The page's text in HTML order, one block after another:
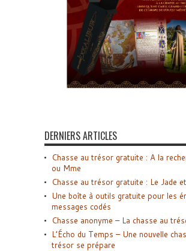
DERNIERS ARTICLES
Chasse au trésor gratuite : A la
ou Mme
Chasse au trésor gratuite : Le Jade
Une boîte à outils gratuite pour les
messages codés
Chasse anonyme – La chasse au
L’Écho du Temps – Une nouvelle
trésor se prépare